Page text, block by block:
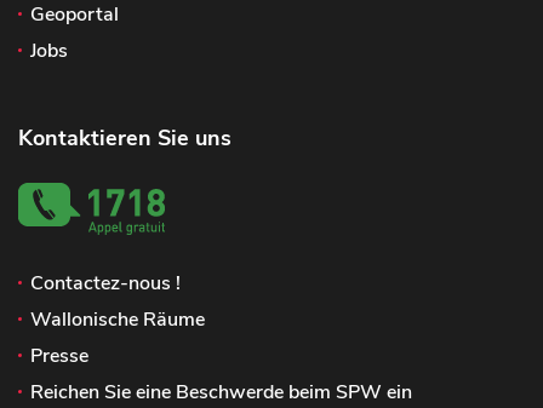
Geoportal
Jobs
Kontaktieren Sie uns
Contactez-nous !
Wallonische Räume
Presse
Reichen Sie eine Beschwerde beim SPW ein